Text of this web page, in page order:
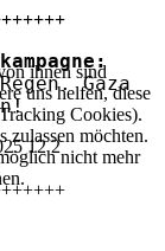
Gaza
ihnen sind
uns helfen, diese
Cookies).
zulassen möchten.
nicht mehr